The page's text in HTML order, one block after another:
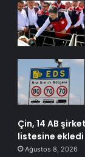
Çin, 14 AB
listesine ekledi
Ağustos 8, 2026